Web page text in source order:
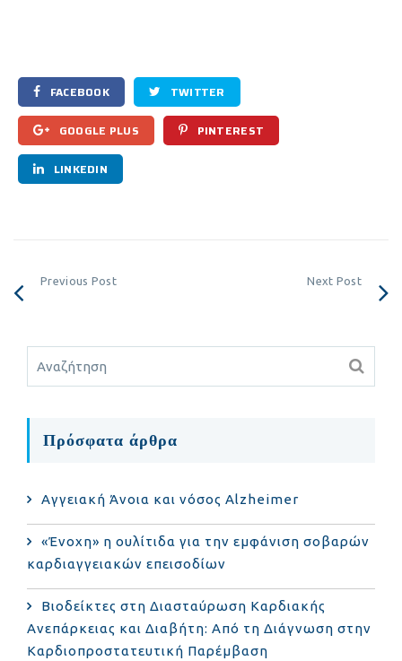
FACEBOOK TWITTER
GOOGLE PLUS PINTEREST
LINKEDIN
Previous Post Next Post
Πρόσφατα άρθρα
Αγγειακή Άνοια και νόσος Alzheimer
«Ένοχη» η ουλίτιδα για την εμφάνιση σοβαρών
καρδιαγγειακών επεισοδίων
Βιοδείκτες στη Διασταύρωση Καρδιακής
Ανεπάρκειας και Διαβήτη: Από τη Διάγνωση στην
Καρδιοπροστατευτική Παρέμβαση